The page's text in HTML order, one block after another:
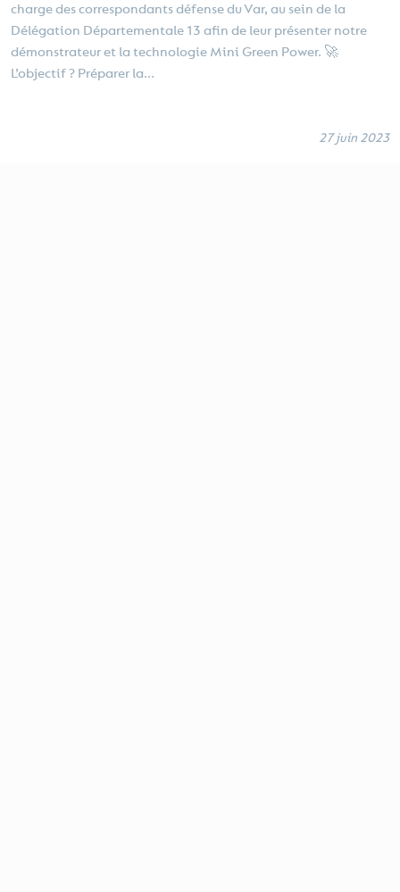
charge des correspondants défense du Var, au sein de la
Délégation Départementale 13 afin de leur présenter notre
démonstrateur et la technologie Mini Green Power. 🚀
L’objectif ? Préparer la...
27 juin 2023